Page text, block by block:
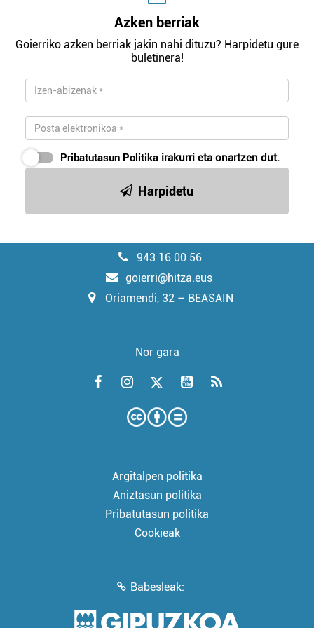
Azken berriak
Goierriko azken berriak jakin nahi dituzu? Harpidetu gure
buletinera!
Pribatutasun Politika irakurri eta onartzen dut.
Harpidetu
943 16 00 56
goierri@hitza.eus
Oriamendi, 32 – BEASAIN
Nor gara
Argitalpen politika
Aniztasun politika
Pribatutasun politika
Cookieak
Babesleak: